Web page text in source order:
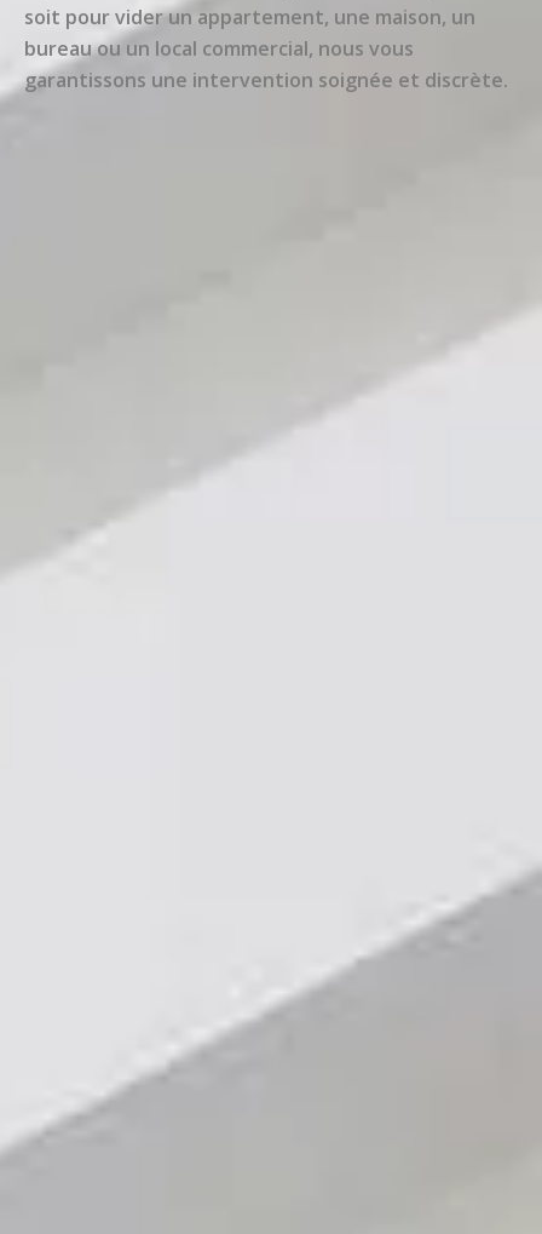
soit pour vider un appartement, une maison, un
bureau ou un local commercial, nous vous
garantissons une intervention soignée et discrète.